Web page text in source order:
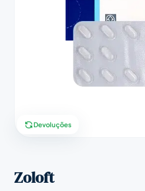
Devoluções
Zoloft